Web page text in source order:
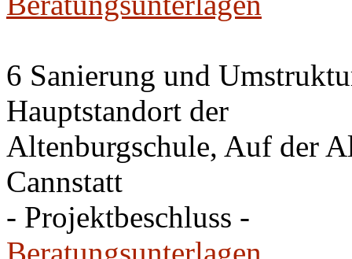
6 Sanierung und
Hauptstandort der
Altenburgschule, Auf der
Cannstatt
- Projektbeschluss -